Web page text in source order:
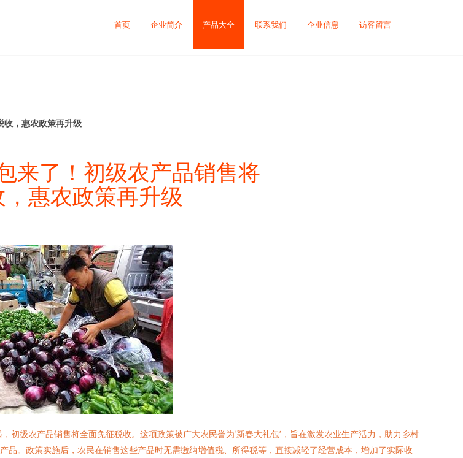
首页 企业简介 产品大全 联系我们 企业信息 访客留言
收，惠农政策再升级
来了！初级农产品销售将
惠农政策再升级
级农产品销售将全面免征税收。这项政策被广大农民誉为‘新春大礼包’，旨在激发农业生产活力，助力乡村
。政策实施后，农民在销售这些产品时无需缴纳增值税、所得税等，直接减轻了经营成本，增加了实际收